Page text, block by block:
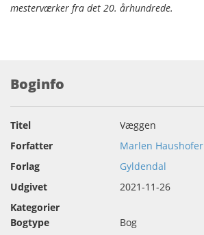
mesterværker fra det 20. århundrede.
Boginfo
Titel
Væggen
Forfatter
Marlen Haushofer
Forlag
Gyldendal
Udgivet
2021-11-26
Kategorier
Bogtype
Bog